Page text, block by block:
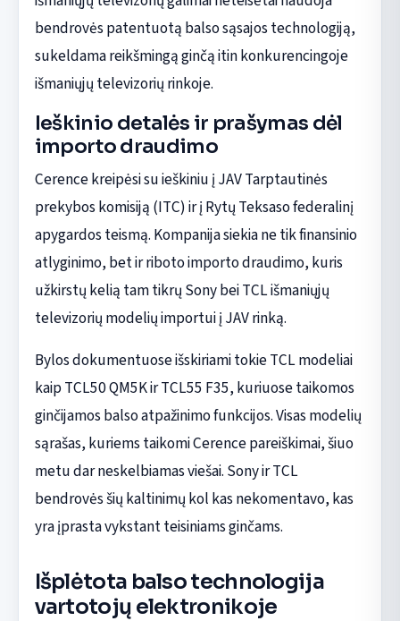
bendrovės patentuotą balso sąsajos technologiją,
sukeldama reikšmingą ginčą itin konkurencingoje
išmaniųjų televizorių rinkoje.
Ieškinio detalės ir prašymas dėl
importo draudimo
Cerence kreipėsi su ieškiniu į JAV Tarptautinės
prekybos komisiją (ITC) ir į Rytų Teksaso federalinį
apygardos teismą. Kompanija siekia ne tik finansinio
atlyginimo, bet ir riboto importo draudimo, kuris
užkirstų kelią tam tikrų Sony bei TCL išmaniųjų
televizorių modelių importui į JAV rinką.
Bylos dokumentuose išskiriami tokie TCL modeliai
kaip TCL50 QM5K ir TCL55 F35, kuriuose taikomos
ginčijamos balso atpažinimo funkcijos. Visas modelių
sąrašas, kuriems taikomi Cerence pareiškimai, šiuo
metu dar neskelbiamas viešai. Sony ir TCL
bendrovės šių kaltinimų kol kas nekomentavo, kas
yra įprasta vykstant teisiniams ginčams.
Išplėtota balso technologija
vartotojų elektronikoje